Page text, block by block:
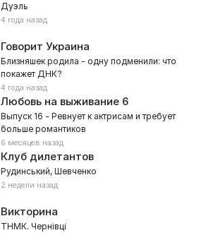
Дуэль
4 года назад
Говорит Украина
Близняшек родила – одну подменили: что
покажет ДНК?
4 года назад
Любовь на выживание6
Выпуск 16 - Ревнует к актрисам и требует
больше романтиков
6 месяцев назад
Клуб дилетантов
Рудинський, Шевченко
2 недели назад
Викторина
ТНМК. Чернівці